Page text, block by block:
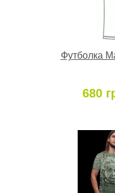
Футболка
680